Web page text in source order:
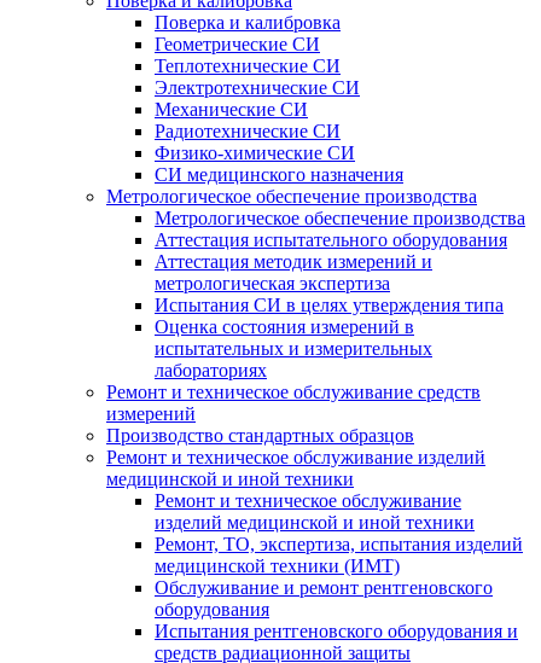
Поверка и калибровка
Геометрические СИ
Теплотехнические СИ
Электротехнические СИ
Механические СИ
Радиотехнические СИ
Физико-химические СИ
СИ медицинского назначения
Метрологическое обеспечение производства
Метрологическое обеспечение производства
Аттестация испытательного оборудования
Аттестация методик измерений и
метрологическая экспертиза
Испытания СИ в целях утверждения типа
Оценка состояния измерений в
испытательных и измерительных
лабораториях
Ремонт и техническое обслуживание средств
измерений
Производство стандартных образцов
Ремонт и техническое обслуживание изделий
медицинской и иной техники
Ремонт и техническое обслуживание
изделий медицинской и иной техники
Ремонт, ТО, экспертиза, испытания изделий
медицинской техники (ИМТ)
Обслуживание и ремонт рентгеновского
оборудования
Испытания рентгеновского оборудования и
средств радиационной защиты